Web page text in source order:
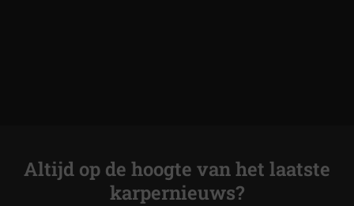
Altijd op de hoogte van het laatste
karpernieuws?